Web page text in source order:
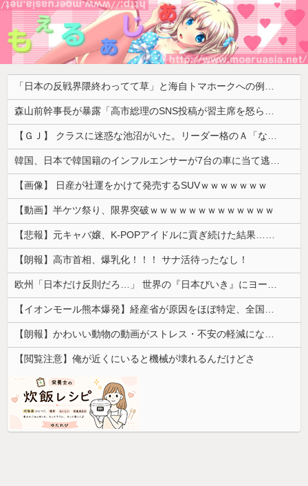
「日本の反戦界隈終わってて草」と海自トマホークへの例の界隈の反応が話題に、今になって存在に気付いてしまった結果……
森山前幹事長が暴露「高市総理のSNS投稿が習主席を怒らせた」 「その投稿が中国側（習近平主席）を怒らせ、日中関係をこじらせる大きなきっかけになった」
【ＧＪ】 クラスに迷惑な池沼がいた。リーダー格のＡ「なんで支援学級に入れないんですか？」先生「背の高い低いと同じで、これも個性なの！差別は...
韓国、日本で韓国籍のインフルエンサーが7台の車に当て逃げして逮捕されたのに「また日本は嫌韓しようとしている」と決めつけて責任転嫁
【画像】 日産が社運をかけて発売するSUVｗｗｗｗｗｗｗ
【動画】半ケツ祭り、限界突破ｗｗｗｗｗｗｗｗｗｗｗｗｗ
【悲報】元キャバ嬢、K-POPアイドルに貢ぎ続けた結果……
【朗報】高市首相、爆乳化！！！ サナ活待ったなし！
欧州「日本だけ反則だろ…」 世界の『日本びいき』にヨーロッパ全土から不満の声
【イオンモール熊本爆発】経産省が原因をほぼ特定、全国の大規模施設でガス供給設備の点検要請にまで発展する事態に・・・
【朗報】かわいい動物の動画がストレス・不安の軽減になる可能性。英大学の研究で実証
【閲覧注意】俺が近くにいると機械が壊れるんだけどさ